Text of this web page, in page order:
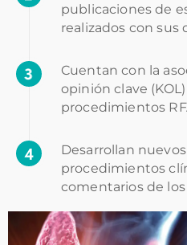
publicaciones de
realizados con sus
Cuentan con la
opinión clave
procedimientos
Desarrollan
procedimientos
comentarios de